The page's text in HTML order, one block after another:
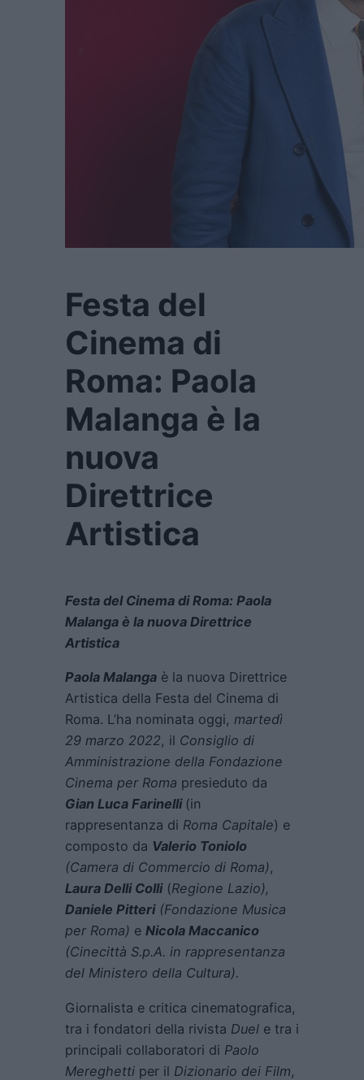
Festa del
Cinema di
Roma: Paola
Malanga è la
nuova
Direttrice
Artistica
Festa del Cinema di Roma: Paola
Malanga è la nuova Direttrice
Artistica
Paola Malanga è la nuova Direttrice
Artistica della Festa del Cinema di
Roma. L’ha nominata oggi, martedì
29 marzo 2022, il Consiglio di
Amministrazione della Fondazione
Cinema per Roma presieduto da
Gian Luca Farinelli (in
rappresentanza di Roma Capitale) e
composto da Valerio Toniolo
(Camera di Commercio di Roma),
Laura Delli Colli(Regione Lazio),
Daniele Pitteri(Fondazione Musica
per Roma) e Nicola Maccanico
(Cinecittà S.p.A. in rappresentanza
del Ministero della Cultura).
Giornalista e critica cinematografica,
tra i fondatori della rivista Duel e tra i
principali collaboratori di Paolo
Mereghetti per il Dizionario dei Film,